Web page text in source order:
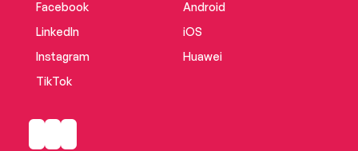
Facebook
LinkedIn
Instagram
TikTok
Android
iOS
Huawei